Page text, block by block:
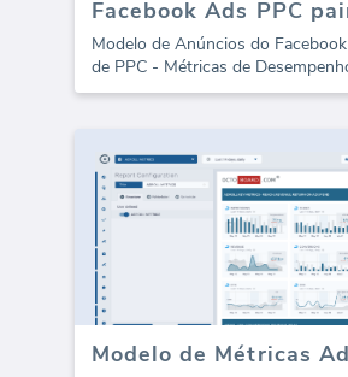
Modelo de Anúncios do
de PPC - Métricas de